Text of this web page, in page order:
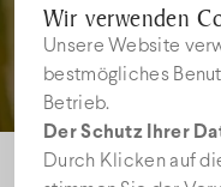
Wir verwenden
Unsere Website
bestmögliches
Betrieb.
Der Schutz Ihrer
Durch Klicken auf
Bilder